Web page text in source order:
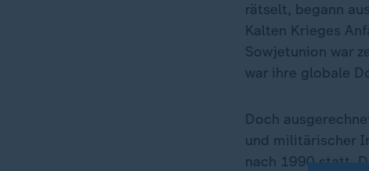
rätselt, begann
Kalten Krieges
Sowjetunion war
war ihre globale
Doch
und militärischer
nach 1990 statt.